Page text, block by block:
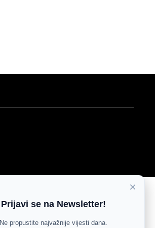
×
Prijavi se na Newsletter!
Ne propustite najvažnije vijesti dana.